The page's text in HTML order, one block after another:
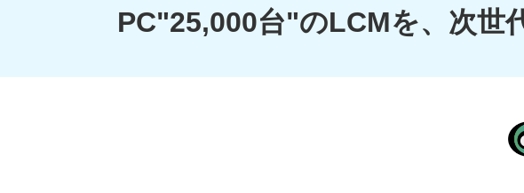
PC"25,000台"のLCMを、次世